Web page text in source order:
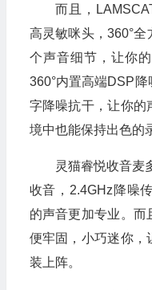
而且，
高灵敏咪头，360°
个声音细节，让你
360°内置高端DSP
字降噪抗干，让你的
境中也能保持出色的
灵猫睿悦收音麦
收音，2.4GHz降噪
的声音更加专业。而
便牢固，小巧迷你，
装上阵。